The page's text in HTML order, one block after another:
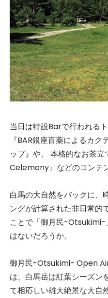
当日は特設Barで行われる
『BAR銀座百薬によるカ
ップ』や、 本格的なお茶
Celemony』などのコンテ
白馬の大自然をバックに、
ングが計算された非日常的
ことで「御月民-Otsukimi-
はないだろうか。
御月民-Otsukimi- Open
は、白馬岳は紅葉シーズン
て相応しい雄大絶景な大自